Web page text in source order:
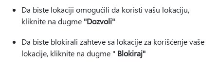
Da biste lokaciji omogućili da koristi vašu lokaciju,
kliknite na dugme "Dozvoli"
Da biste blokirali zahteve sa lokacije za korišćenje vaše
lokacije, kliknite na dugme " Blokiraj"